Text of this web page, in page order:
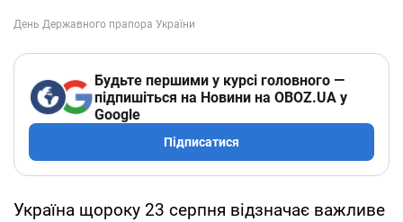
Будьте першими у курсі головного —
підпишіться на Новини на OBOZ.UA у
Google
Підписатися
Україна щороку 23 серпня відзначає важливе